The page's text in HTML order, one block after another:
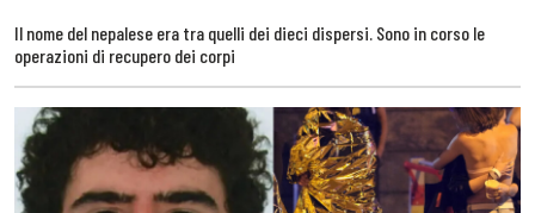
Il nome del nepalese era tra quelli dei dieci dispersi. Sono in corso le
operazioni di recupero dei corpi